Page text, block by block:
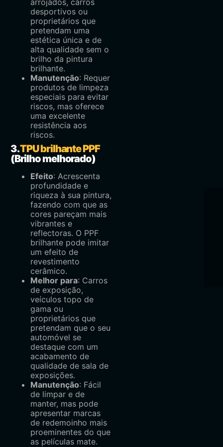
arrojados, carros
desportivos ou
proprietários que
pretendam uma
estética única e de
alta qualidade sem o
brilho da pintura
brilhante.
Manutenção: Requer
produtos de limpeza
especiais para evitar
riscos, mas oferece
uma excelente
resistência aos
riscos.
3.TPU brilhante PPF
(Brilho melhorado)
Efeito: Acrescenta
profundidade e
riqueza à sua pintura,
fazendo com que as
cores pareçam mais
vibrantes e
reflectoras. O PPF
brilhante pode imitar
um efeito de
revestimento
cerâmico.
Melhor para: Carros
de exposição,
veículos topo de
gama ou
proprietários que
pretendam que o seu
automóvel se
destaque com um
acabamento de
qualidade de sala de
exposições.
Manutenção: Fácil
de limpar e de
manter, mas pode
apresentar marcas
de redemoinho mais
proeminentes do que
as películas mate.